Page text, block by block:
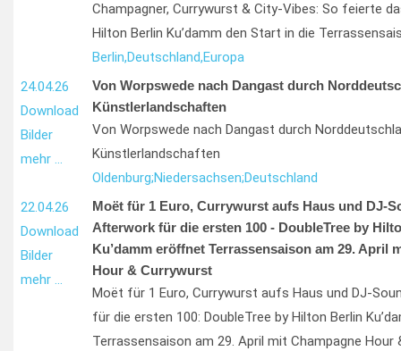
Champagner, Currywurst & City-Vibes: So feierte
Hilton Berlin Ku’damm den Start in die
Berlin,Deutschland,Europa
24.04.26
Download
Bilder
mehr …
Von Worpswede nach Dangast durch
Künstlerlandschaften
Von Worpswede nach Dangast durch
Künstlerlandschaften
Oldenburg;Niedersachsen;Deutschland
22.04.26
Download
Bilder
mehr …
Moët für 1 Euro, Currywurst aufs Haus und DJ-
Afterwork für die ersten 100 - DoubleTree by
Ku’damm eröffnet Terrassensaison am 29. April
Hour & Currywurst
Moët für 1 Euro, Currywurst aufs Haus und DJ-
für die ersten 100: DoubleTree by Hilton Berlin
Terrassensaison am 29. April mit Champagne Hour